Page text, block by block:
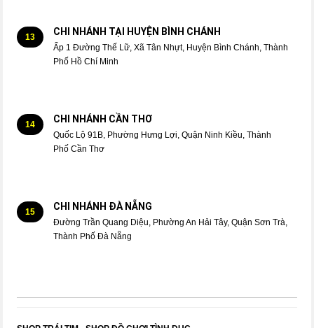
13 CHI NHÁNH TẠI HUYỆN BÌNH CHÁNH
Ấp 1 Đường Thế Lữ, Xã Tân Nhựt, Huyện Bình Chánh, Thành
Phố Hồ Chí Minh
14 CHI NHÁNH CẦN THƠ
Quốc Lộ 91B, Phường Hưng Lợi, Quận Ninh Kiều, Thành
Phố Cần Thơ
15 CHI NHÁNH ĐÀ NẴNG
Đường Trần Quang Diệu, Phường An Hải Tây, Quận Sơn Trà,
Thành Phố Đà Nẵng